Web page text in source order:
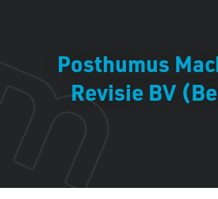
Posthumus
Revisie BV